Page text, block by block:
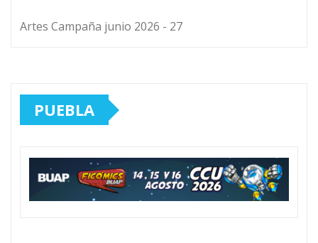
Artes Campaña junio 2026 - 27
PUEBLA